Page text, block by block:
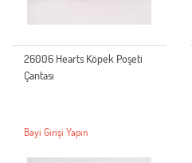
26006 Hearts Köpek Poşeti
Çantası
Bayi Girişi Yapın